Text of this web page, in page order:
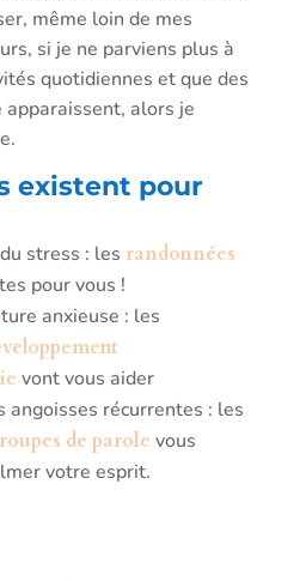
même loin de mes
si je ne parviens plus à
quotidiennes et que des
alors je
existent pour
stress : les randonnées
pour vous !
anxieuse : les
vont vous aider
angoisses récurrentes : les
de parole vous
votre esprit.